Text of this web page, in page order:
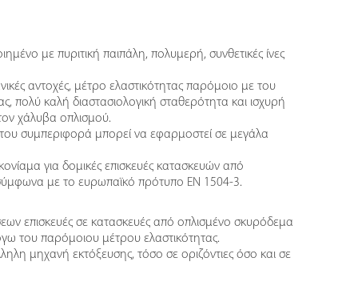
με πυριτική παιπάλη, πολυμερή, συνθετικές ίνες
αντοχές, μέτρο ελαστικότητας παρόμοιο με του
πολύ καλή διαστασιολογική σταθερότητα και ισχυρή
χάλυβα οπλισμού.
συμπεριφορά μπορεί να εφαρμοστεί σε μεγάλα
για δομικές επισκευές κατασκευών από
με το ευρωπαϊκό πρότυπο ΕΝ 1504-3.
επισκευές σε κατασκευές από οπλισμένο σκυρόδεµα
του παρόμοιου μέτρου ελαστικότητας.
μηχανή εκτόξευσης, τόσο σε οριζόντιες όσο και σε